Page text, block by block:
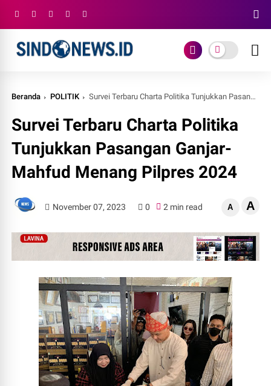
Beranda POLITIK Survei Terbaru Charta Politika Tunjukkan Pasangan Ganjar-Mahfud Menang Pilpres 2024
Survei Terbaru Charta Politika
Tunjukkan Pasangan Ganjar-
Mahfud Menang Pilpres 2024
November 07, 2023 0 2 min read A A